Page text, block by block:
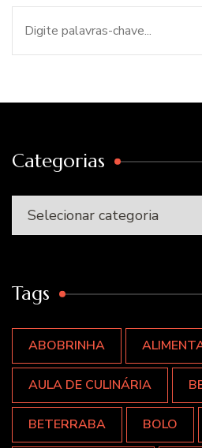
Categorias
Categorias
Tags
ABOBRINHA
AULA DE CULINÁRIA
BETERRABA BOLO